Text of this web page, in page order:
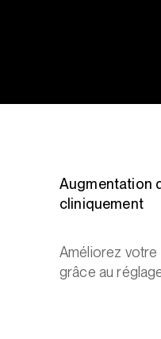
Augmentation
cliniquement
Améliorez
grâce au